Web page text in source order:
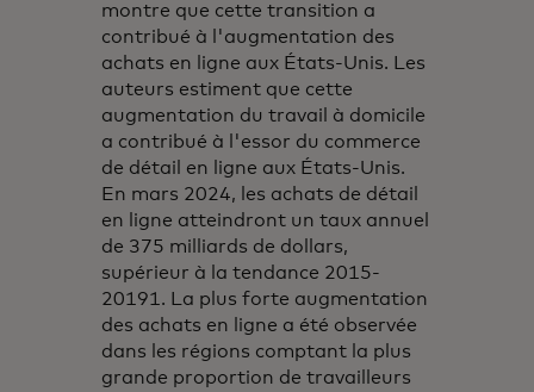
montre que cette transition a
contribué à l'augmentation des
achats en ligne aux États-Unis. Les
auteurs estiment que cette
augmentation du travail à domicile
a contribué à l'essor du commerce
de détail en ligne aux États-Unis.
En mars 2024, les achats de détail
en ligne atteindront un taux annuel
de 375 milliards de dollars,
supérieur à la tendance 2015-
20191. La plus forte augmentation
des achats en ligne a été observée
dans les régions comptant la plus
grande proportion de travailleurs